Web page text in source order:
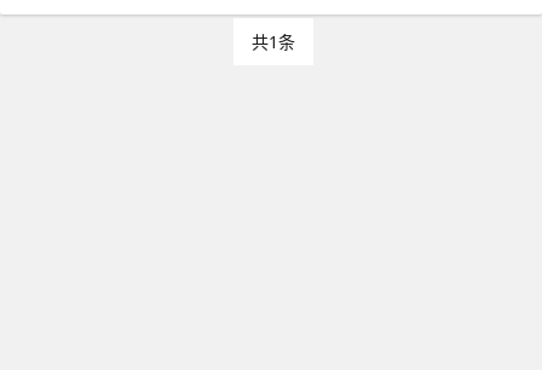
共1条